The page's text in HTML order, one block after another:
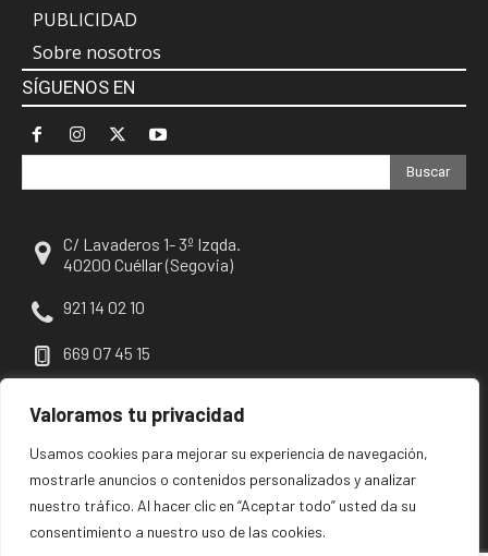
Valoramos tu privacidad
Usamos cookies para mejorar su experiencia de navegación,
mostrarle anuncios o contenidos personalizados y analizar
nuestro tráfico. Al hacer clic en “Aceptar todo” usted da su
consentimiento a nuestro uso de las cookies.
PUBLICIDAD
Sobre nosotros
SÍGUENOS EN
Buscar
C/ Lavaderos 1- 3º Izqda.
40200 Cuéllar (Segovia)
921 14 02 10
669 07 45 15